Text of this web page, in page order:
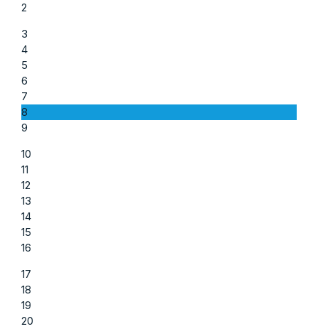
2
3
4
5
6
7
8
9
10
11
12
13
14
15
16
17
18
19
20